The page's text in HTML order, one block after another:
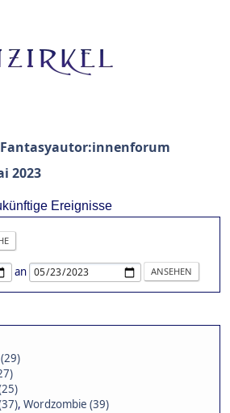
2023
Ereignisse
an
, Wordzombie (39)